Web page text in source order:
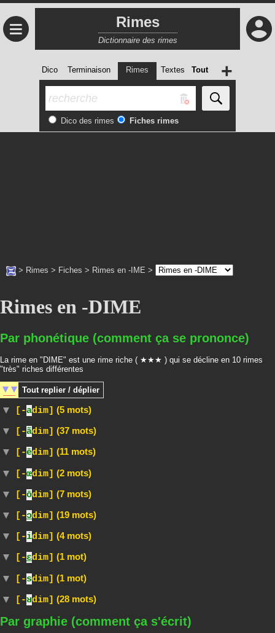
≡ Rimes
Dictionnaire des rimes
Dico Terminaison Rimes Textes Tout
Dico des rimes Fiches rimes
+
> Rimes > Fiches > Rimes en -IME >
Rimes en -DIME
Par phonétique (comment ça se prononce)
La rime en "DIME" est une rime riche ( ★★★ ) qui se décline en 10 rimes
"très" riches différentes
Tout replier / déplier
[-adim] (5 mots)
[-ãdim] (37 mots)
[-ēdim] (11 mots)
[-œdim] (2 mots)
[-ōdim] (7 mots)
[-ɔdim] (19 mots)
[-idim] (4 mots)
[-ɛdim] (1 mot)
[-sdim] (1 mot)
[-ʁdim] (28 mots)
Par graphie (comment ça s'écrit)